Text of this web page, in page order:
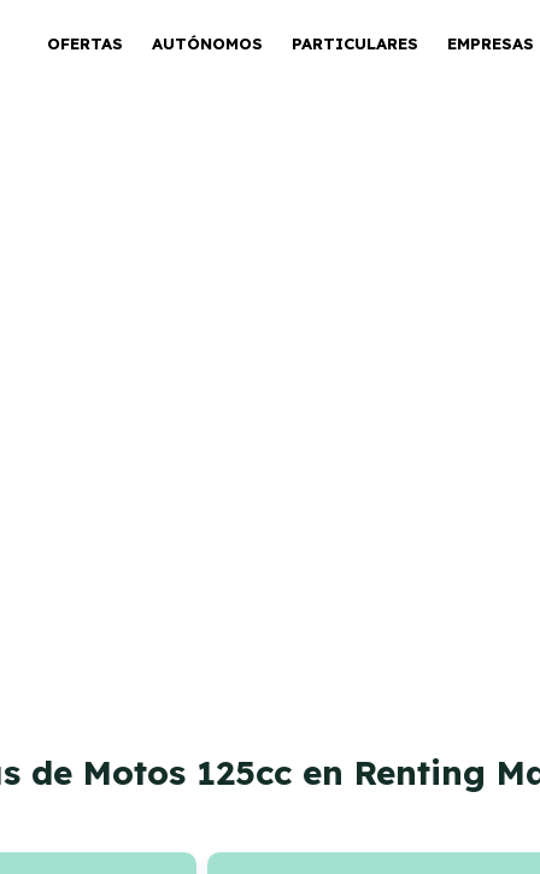
OFERTAS AUTÓNOMOS PARTICULARES EMPRESAS
de Motos 125cc en Renting